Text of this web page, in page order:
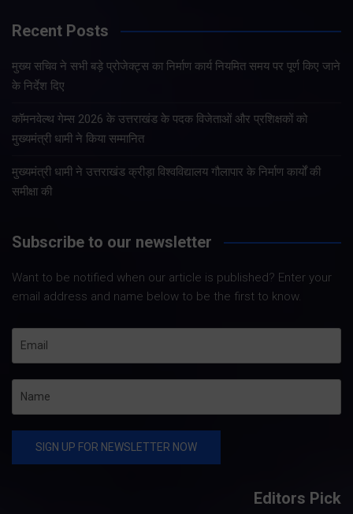
Recent Posts
मुख्य सचिव ने सभी बड़े प्रोजेक्ट्स का निर्माण कार्य नियमित समय पर पूर्ण किए जाने
के निर्देश दिए
कॉमनवेल्थ गेम्स 2026 के उत्तराखंड के पदक विजेताओं और प्रशिक्षकों को
मुख्यमंत्री धामी ने किया सम्मानित
मुख्यमंत्री धामी ने उत्तराखंड क्रीड़ा विश्वविद्यालय गौलापार के निर्माण कार्यों की
समीक्षा की
Subscribe to our newsletter
Want to be notified when our article is published? Enter your
email address and name below to be the first to know.
Editors Pick